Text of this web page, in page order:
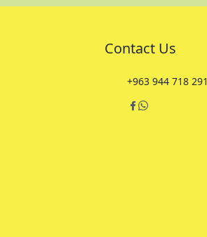
Contact Us
+963 944 718 291